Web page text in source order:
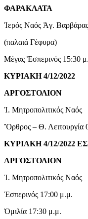
ΦΑΡΑΚΛΑΤΑ
Ἱερός Ναός Ἁγ. Βαρβάρας
(παλαιά Γέφυρα)
Μέγας Ἑσπερινός 15:30
ΚΥΡΙΑΚΗ 4/12/2022
ΑΡΓΟΣΤΟΛΙΟΝ
Ἱ. Μητροπολιτικός Ναός
Ὂρθρος – Θ. Λειτουργία
ΚΥΡΙΑΚΗ 4/12/2022
ΑΡΓΟΣΤΟΛΙΟΝ
Ἱ. Μητροπολιτικός Ναός
Ἑσπερινός 17:00 μ.μ.
Ὁμιλία 17:30 μ.μ.